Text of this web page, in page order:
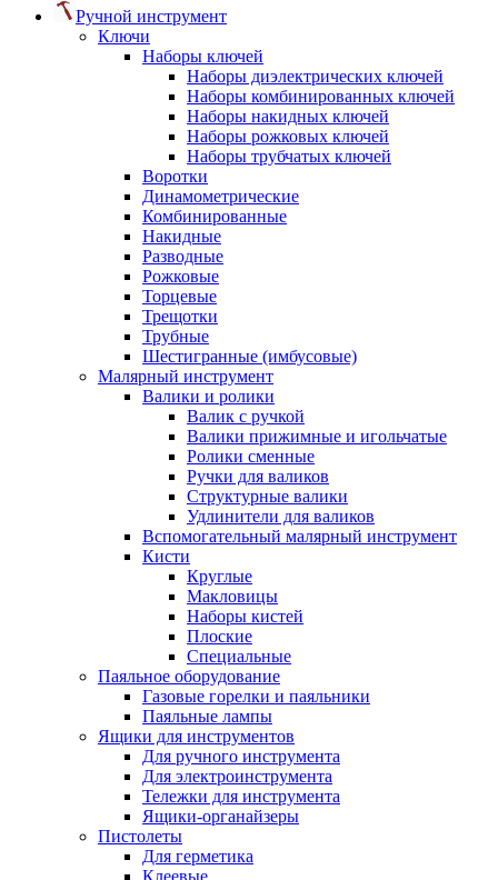
Ручной инструмент
Ключи
Наборы ключей
Наборы диэлектрических ключей
Наборы комбинированных ключей
Наборы накидных ключей
Наборы рожковых ключей
Наборы трубчатых ключей
Воротки
Динамометрические
Комбинированные
Накидные
Разводные
Рожковые
Торцевые
Трещотки
Трубные
Шестигранные (имбусовые)
Малярный инструмент
Валики и ролики
Валик с ручкой
Валики прижимные и игольчатые
Ролики сменные
Ручки для валиков
Структурные валики
Удлинители для валиков
Вспомогательный малярный инструмент
Кисти
Круглые
Макловицы
Наборы кистей
Плоские
Специальные
Паяльное оборудование
Газовые горелки и паяльники
Паяльные лампы
Ящики для инструментов
Для ручного инструмента
Для электроинструмента
Тележки для инструмента
Ящики-органайзеры
Пистолеты
Для герметика
Клеевые